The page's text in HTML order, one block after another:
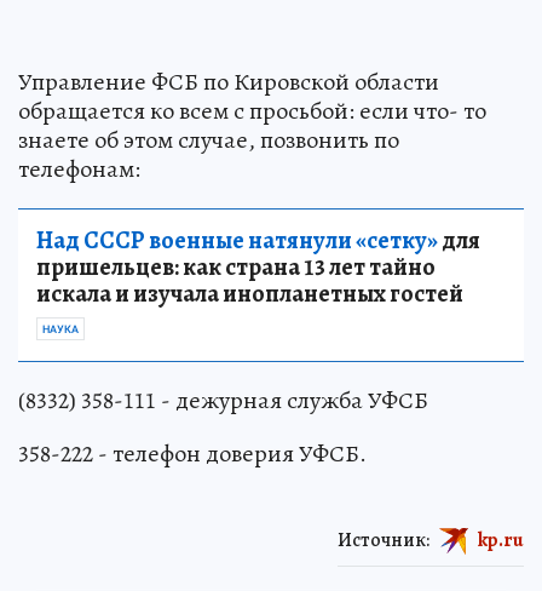
Управление ФСБ по Кировской области
обращается ко всем с просьбой: если что- то
знаете об этом случае, позвонить по
телефонам:
Над СССР военные натянули «сетку»для
пришельцев: как страна 13 лет тайно
искала и изучала инопланетных гостей
НАУКА
(8332) 358-111 - дежурная служба УФСБ
358-222 - телефон доверия УФСБ.
Источник: kp.ru